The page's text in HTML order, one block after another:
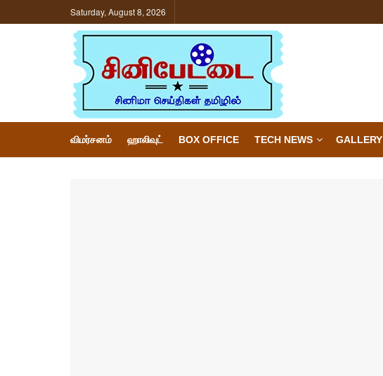
Saturday, August 8, 2026
விமர்சனம் ஹாலிவுட் BOX OFFICE TECH NEWS GALLERY